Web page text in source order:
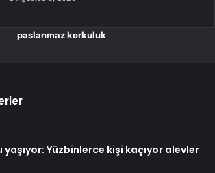
paslanmaz korkuluk
yaşıyor: Yüzbinlerce kişi kaçıyor alevler